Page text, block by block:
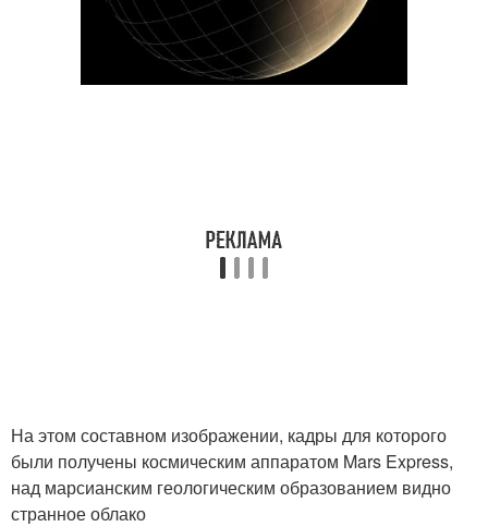
На этом составном изображении, кадры для которого
были получены космическим аппаратом Mars Express,
над марсианским геологическим образованием видно
странное облако